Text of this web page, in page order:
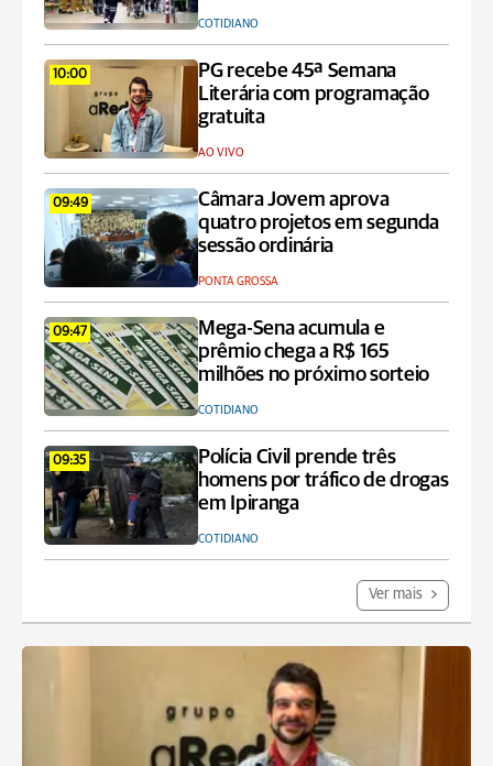
COTIDIANO
10:00
PG recebe 45ª Semana
Literária com programação
gratuita
AO VIVO
09:49
Câmara Jovem aprova
quatro projetos em segunda
sessão ordinária
PONTA GROSSA
09:47
Mega-Sena acumula e
prêmio chega a R$ 165
milhões no próximo sorteio
COTIDIANO
09:35
Polícia Civil prende três
homens por tráfico de drogas
em Ipiranga
COTIDIANO
Ver mais